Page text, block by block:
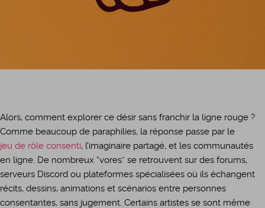
Alors, comment explorer ce désir sans franchir la ligne rouge ?
Comme beaucoup de paraphilies, la réponse passe par le
jeu de rôle consenti, l’imaginaire partagé, et les communautés
en ligne. De nombreux “vores” se retrouvent sur des forums,
serveurs Discord ou plateformes spécialisées où ils échangent
récits, dessins, animations et scénarios entre personnes
consentantes, sans jugement. Certains artistes se sont même